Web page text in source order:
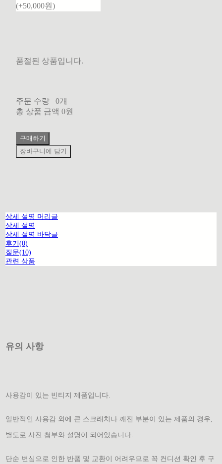
(+50,000원)
품절된 상품입니다.
주문 수량
0개
총 상품 금액 0원
구매하기
장바구니에 담기
상세 설명 머리글
상세 설명
상세 설명 바닥글
후기(0)
질문(10)
관련 상품
유의 사항
사용감이 있는 빈티지 제품입니다.
일반적인 사용감 외에 큰 스크래치나 깨진 부분이 있는 제품의 경우,
별도로 사진 첨부와 설명이 되어있습니다.
단순 변심으로 인한 반품 및 교환이 어려우므로 꼭 컨디션 확인 후 구